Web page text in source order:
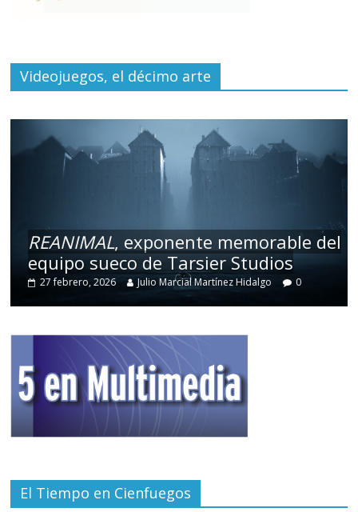
Videojuegos, el décimo arte
REANIMAL, exponente memorable del
equipo sueco de Tarsier Studios
27 febrero, 2026 Julio Marcial Martínez Hidalgo 0
El Tiempo en Cienfuegos